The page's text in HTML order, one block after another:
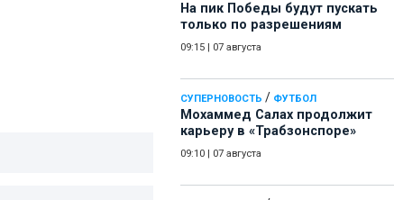
На пик Победы будут пускать
только по разрешениям
09:15 07 августа
СУПЕРНОВОСТЬ / ФУТБОЛ
Мохаммед Салах продолжит
карьеру в «Трабзонспоре»
09:10 07 августа